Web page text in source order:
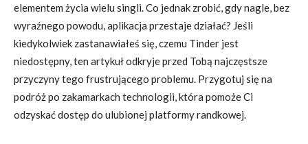
elementem życia wielu singli. Co jednak zrobić, gdy nagle, bez
wyraźnego powodu, aplikacja przestaje działać? Jeśli
kiedykolwiek zastanawiałeś się, czemu Tinder jest
niedostępny, ten artykuł odkryje przed Tobą najczęstsze
przyczyny tego frustrującego problemu. Przygotuj się na
podróż po zakamarkach technologii, która pomoże Ci
odzyskać dostęp do ulubionej platformy randkowej.